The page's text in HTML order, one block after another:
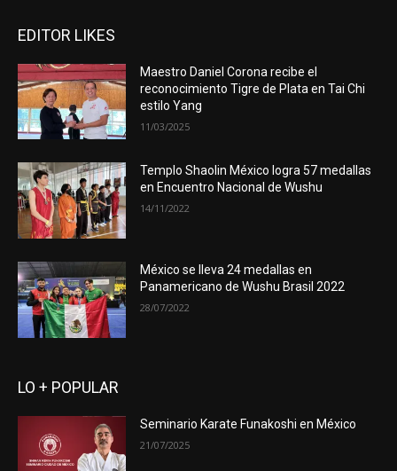
EDITOR LIKES
Maestro Daniel Corona recibe el
reconocimiento Tigre de Plata en Tai Chi
estilo Yang
11/03/2025
Templo Shaolin México logra 57 medallas
en Encuentro Nacional de Wushu
14/11/2022
México se lleva 24 medallas en
Panamericano de Wushu Brasil 2022
28/07/2022
LO + POPULAR
Seminario Karate Funakoshi en México
21/07/2025